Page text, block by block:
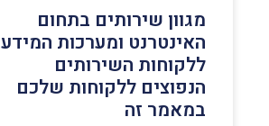
מגוון שירותים בתחום
האינטרנט ומערכות המידע
ללקוחות השירותים
הנפוצים ללקוחות שלכם
במאמר זה